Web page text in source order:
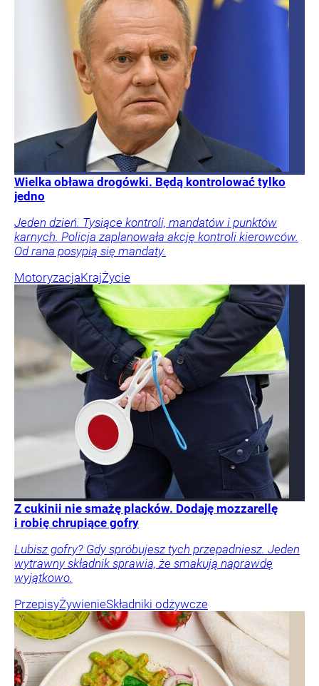
Wielka obława drogówki. Będą kontrolować tylko
jedno
Jeden dzień. Tysiące kontroli, mandatów i punktów
karnych. Policja zaplanowała akcję kontroli kierowców.
Od rana posypią się mandaty.
MotoryzacjaKrajŻycie
Z cukinii nie smażę placków. Dodaję mozzarellę
i robię chrupiące gofry
Lubisz gofry? Gdy spróbujesz tych przepadniesz. Jeden
wytrawny składnik sprawia, że smakują naprawdę
wyjątkowo.
PrzepisyŻywienieSkładniki odżywcze